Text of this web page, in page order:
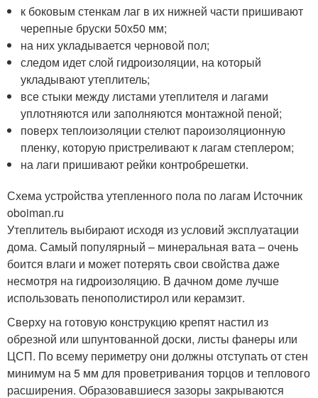
к боковым стенкам лаг в их нижней части пришивают
черепные бруски 50х50 мм;
на них укладывается черновой пол;
следом идет слой гидроизоляции, на который
укладывают утеплитель;
все стыки между листами утеплителя и лагами
уплотняются или заполняются монтажной пеной;
поверх теплоизоляции стелют пароизоляционную
пленку, которую пристреливают к лагам степлером;
на лаги пришивают рейки контробрешетки.
Схема устройства утепленного пола по лагам Источник
oboiman.ru
Утеплитель выбирают исходя из условий эксплуатации
дома. Самый популярный – минеральная вата – очень
боится влаги и может потерять свои свойства даже
несмотря на гидроизоляцию. В дачном доме лучше
использовать пенополистирол или керамзит.
Сверху на готовую конструкцию крепят настил из
обрезной или шпунтованной доски, листы фанеры или
ЦСП. По всему периметру они должны отступать от стен
минимум на 5 мм для проветривания торцов и теплового
расширения. Образовавшиеся зазоры закрываются